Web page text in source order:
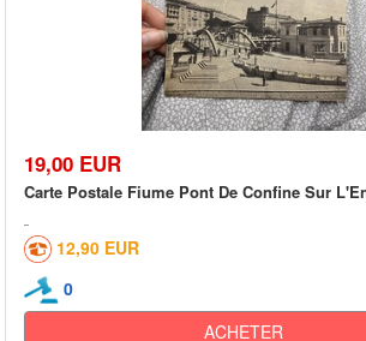
19,00 EUR
Carte Postale Fiume Pont De Confine Sur
12,90 EUR
0
ACHETER